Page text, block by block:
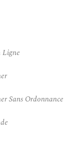
Ligne
Sans Ordonnance